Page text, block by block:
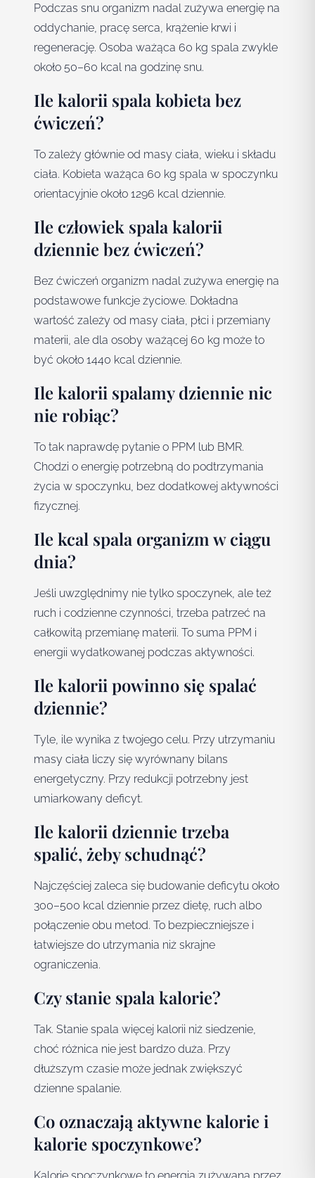
Podczas snu organizm nadal zużywa energię na
oddychanie, pracę serca, krążenie krwi i
regenerację. Osoba ważąca 60 kg spala zwykle
około 50–60 kcal na godzinę snu.
Ile kalorii spala kobieta bez
ćwiczeń?
To zależy głównie od masy ciała, wieku i składu
ciała. Kobieta ważąca 60 kg spala w spoczynku
orientacyjnie około 1296 kcal dziennie.
Ile człowiek spala kalorii
dziennie bez ćwiczeń?
Bez ćwiczeń organizm nadal zużywa energię na
podstawowe funkcje życiowe. Dokładna
wartość zależy od masy ciała, płci i przemiany
materii, ale dla osoby ważącej 60 kg może to
być około 1440 kcal dziennie.
Ile kalorii spalamy dziennie nic
nie robiąc?
To tak naprawdę pytanie o PPM lub BMR.
Chodzi o energię potrzebną do podtrzymania
życia w spoczynku, bez dodatkowej aktywności
fizycznej.
Ile kcal spala organizm w ciągu
dnia?
Jeśli uwzględnimy nie tylko spoczynek, ale też
ruch i codzienne czynności, trzeba patrzeć na
całkowitą przemianę materii. To suma PPM i
energii wydatkowanej podczas aktywności.
Ile kalorii powinno się spalać
dziennie?
Tyle, ile wynika z twojego celu. Przy utrzymaniu
masy ciała liczy się wyrównany bilans
energetyczny. Przy redukcji potrzebny jest
umiarkowany deficyt.
Ile kalorii dziennie trzeba
spalić, żeby schudnąć?
Najczęściej zaleca się budowanie deficytu około
300–500 kcal dziennie przez dietę, ruch albo
połączenie obu metod. To bezpieczniejsze i
łatwiejsze do utrzymania niż skrajne
ograniczenia.
Czy stanie spala kalorie?
Tak. Stanie spala więcej kalorii niż siedzenie,
choć różnica nie jest bardzo duża. Przy
dłuższym czasie może jednak zwiększyć
dzienne spalanie.
Co oznaczają aktywne kalorie i
kalorie spoczynkowe?